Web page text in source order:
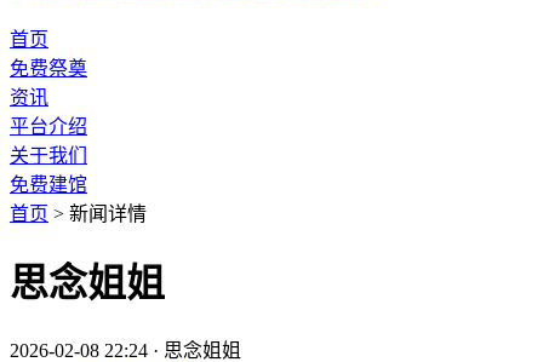
首页
免费祭奠
资讯
平台介绍
关于我们
免费建馆
首页 > 新闻详情
思念姐姐
2026-02-08 22:24 · 思念姐姐